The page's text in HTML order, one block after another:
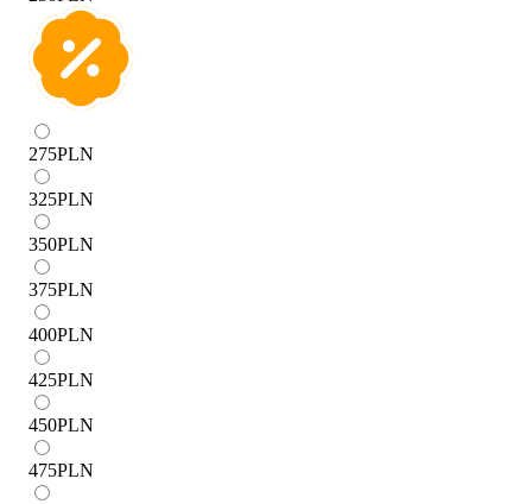
275PLN
325PLN
350PLN
375PLN
400PLN
425PLN
450PLN
475PLN